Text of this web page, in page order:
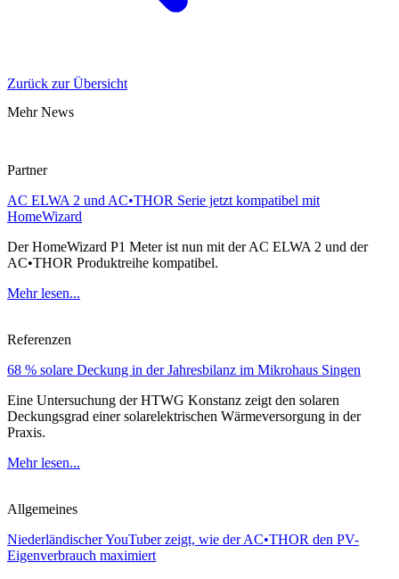
Zurück zur Übersicht
Mehr News
Partner
AC ELWA 2 und AC•THOR Serie jetzt kompatibel mit
HomeWizard
Der HomeWizard P1 Meter ist nun mit der AC ELWA 2 und der
AC•THOR Produktreihe kompatibel.
Mehr lesen...
Referenzen
68 % solare Deckung in der Jahresbilanz im Mikrohaus Singen
Eine Untersuchung der HTWG Konstanz zeigt den solaren
Deckungsgrad einer solarelektrischen Wärmeversorgung in der
Praxis.
Mehr lesen...
Allgemeines
Niederländischer YouTuber zeigt, wie der AC•THOR den PV-
Eigenverbrauch maximiert